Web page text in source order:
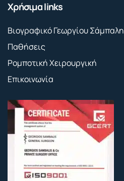
Χρήσιμα links
Βιογραφικό Γεωργίου Σάμπαλη
Παθήσεις
Ρομποτική Χειρουργική
Επικοινωνία